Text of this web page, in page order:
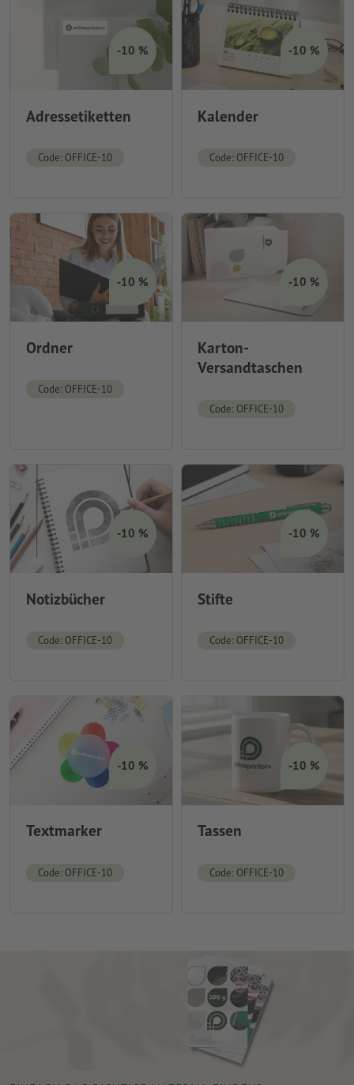
-10 %
Adressetiketten
Code: OFFICE-10
-10 %
Kalender
Code: OFFICE-10
-10 %
Ordner
Code: OFFICE-10
-10 %
Karton-
Versandtaschen
Code: OFFICE-10
-10 %
Notizbücher
Code: OFFICE-10
-10 %
Stifte
Code: OFFICE-10
-10 %
Textmarker
Code: OFFICE-10
-10 %
Tassen
Code: OFFICE-10